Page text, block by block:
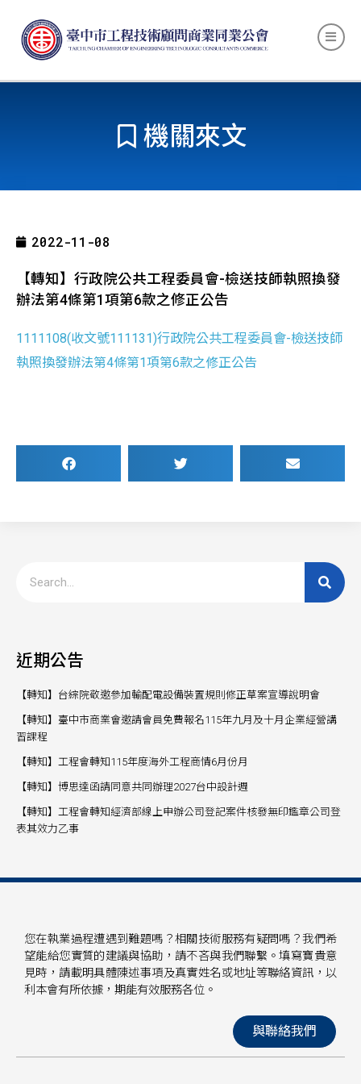
機關來文
2022-11-08
【轉知】行政院公共工程委員會-檢送技師執照換發
辦法第4條第1項第6款之修正公告
1111108(收文號111131)行政院公共工程委員會-檢送技師
執照換發辦法第4條第1項第6款之修正公告
近期公告
【轉知】台綜院敬邀參加輸配電設備裝置規則修正草案宣導說明會
【轉知】臺中市商業會邀請會員免費報名115年九月及十月企業經營講
習課程
【轉知】工程會轉知115年度海外工程商情6月份月
【轉知】博思達函請同意共同辦理2027台中設計週
【轉知】工程會轉知經濟部線上申辦公司登記案件核發無印鑑章公司登
表其效力乙事
您在執業過程遭遇到難題嗎？相關技術服務有疑問嗎？我們希
望能給您實質的建議與協助，請不吝與我們聯繫。填寫寶貴意
見時，請載明具體陳述事項及真實姓名或地址等聯絡資訊，以
利本會有所依據，期能有效服務各位。
與聯絡我們